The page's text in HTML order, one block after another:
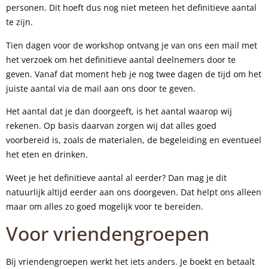
personen. Dit hoeft dus nog niet meteen het definitieve aantal
te zijn.
Tien dagen voor de workshop ontvang je van ons een mail met
het verzoek om het definitieve aantal deelnemers door te
geven. Vanaf dat moment heb je nog twee dagen de tijd om het
juiste aantal via de mail aan ons door te geven.
Het aantal dat je dan doorgeeft, is het aantal waarop wij
rekenen. Op basis daarvan zorgen wij dat alles goed
voorbereid is, zoals de materialen, de begeleiding en eventueel
het eten en drinken.
Weet je het definitieve aantal al eerder? Dan mag je dit
natuurlijk altijd eerder aan ons doorgeven. Dat helpt ons alleen
maar om alles zo goed mogelijk voor te bereiden.
Voor vriendengroepen
Bij vriendengroepen werkt het iets anders. Je boekt en betaalt